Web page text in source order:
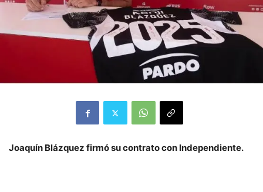
Joaquín Blázquez firmó su contrato con Independiente.